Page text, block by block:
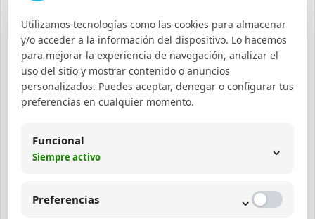
Casos de Uso y Beneficios
del Frontend Optimizado
Un frontend bien diseñado y desarrollado no solo
mejora la estética de un sitio, sino que impacta
directamente en métricas clave como la tasa de
ejemplo, unapágina web creada con enfoque en
Utilizamos tecnologías como las cookies para almacenar
y/o acceder a la información del dispositivo. Lo hacemos
para mejorar la experiencia de navegación, analizar el
uso del sitio y mostrar contenido o anuncios
personalizados. Puedes aceptar, denegar o configurar tus
preferencias en cualquier momento.
Funcional
Siempre activo ⌄
Preferencias ⌄